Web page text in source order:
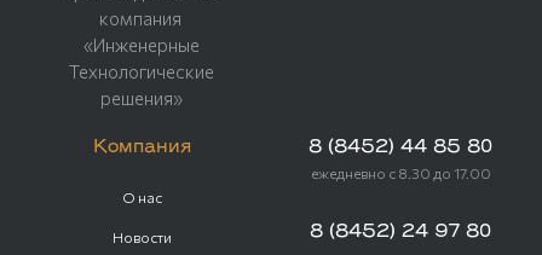
компания
«Инженерные
Технологические
решения»
Компания
О нас
Новости
8 (8452) 44 85 80
ежедневно с 8.30 до 17.00
8 (8452) 24 97 80